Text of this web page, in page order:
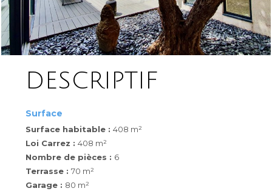
DESCRIPTIF
Surface
Surface habitable : 408 m²
Loi Carrez : 408 m²
Nombre de pièces : 6
Terrasse : 70 m²
Garage : 80 m²